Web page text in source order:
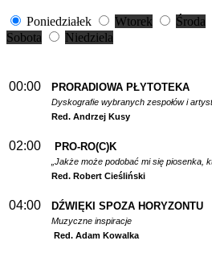
Poniedziałek Wtorek Środa
Sobota
Niedziela
00:00 PRORADIOWA PŁYTOTEKA
Dyskografie wybranych zespołów i
Red. Andrzej Kusy
02:00 PRO-RO(C)K
„Jakże może podobać mi się piosenka,
Red. Robert Cieśliński
04:00 DŹWIĘKI SPOZA HORYZONTU
Muzyczne inspiracje
Red. Adam Kowalka